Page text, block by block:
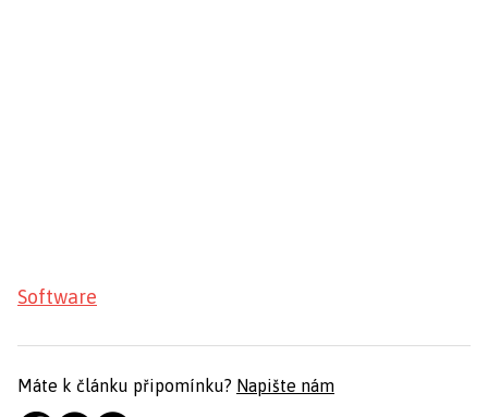
Software
Máte k článku připomínku? Napište nám